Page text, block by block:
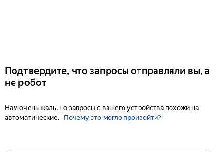
Подтвердите, что запросы отправляли вы, а
не робот
Нам очень жаль, но запросы с вашего устройства похожи на
автоматические.
Почему это могло произойти?